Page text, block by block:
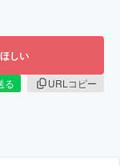
しい
る
URLコピー